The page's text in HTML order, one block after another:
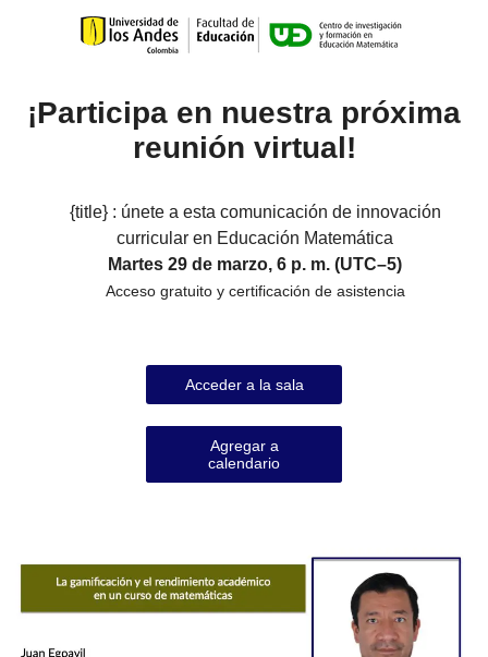
¡Participa en nuestra próxima
reunión virtual!
{title} : únete a esta comunicación de innovación
curricular en Educación Matemática
Martes 29 de marzo, 6 p. m. (UTC–5)
Acceso gratuito y certificación de asistencia
Acceder a la sala
Agregar a
calendario